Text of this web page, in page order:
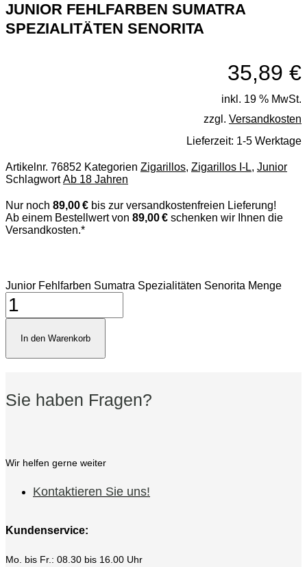
JUNIOR FEHLFARBEN SUMATRA
SPEZIALITÄTEN SENORITA
35,89 €
inkl. 19 % MwSt.
zzgl. Versandkosten
Lieferzeit: 1-5 Werktage
Artikelnr. 76852 Kategorien Zigarillos, Zigarillos I-L, Junior
Schlagwort Ab 18 Jahren
Nur noch 89,00 € bis zur versandkostenfreien Lieferung!
Ab einem Bestellwert von 89,00 € schenken wir Ihnen die
Versandkosten.*
Junior Fehlfarben Sumatra Spezialitäten Senorita Menge
In den Warenkorb
Sie haben Fragen?
Wir helfen gerne weiter
Kontaktieren Sie uns!
Kundenservice:
Mo. bis Fr.: 08.30 bis 16.00 Uhr